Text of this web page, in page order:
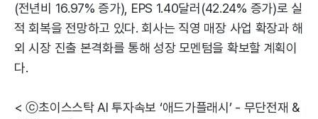
(전년비 16.97% 증가), EPS 1.40달러(42.24% 증가)로 실
적 회복을 전망하고 있다. 회사는 직영 매장 사업 확장과 해
외 시장 진출 본격화를 통해 성장 모멘텀을 확보할 계획이
다.
< ⓒ초이스스탁 AI 투자속보 ‘애드가플래시’ - 무단전재 &